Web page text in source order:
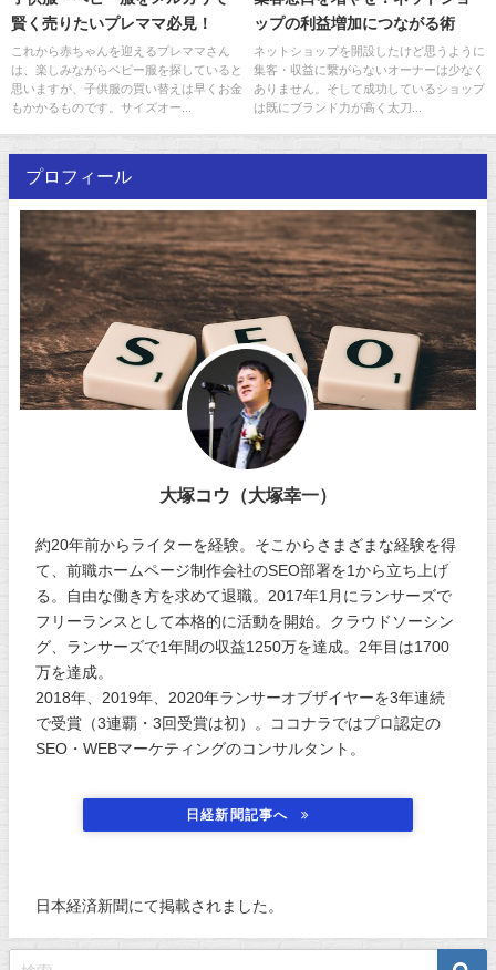
賢く売りたいプレママ必見！
これから赤ちゃんを迎えるプレママさん
は、楽しみながらベビー服を探していると
思いますが、子供服の買い替えは早くお金
もかかるものです。サイズオー...
ップの利益増加につながる術
ネットショップを開設したけど思うように
集客・収益に繋がらないオーナーは少なく
ありません。そして成功しているショップ
は既にブランド力が高く太刀...
プロフィール
大塚コウ（大塚幸一）
約20年前からライターを経験。そこからさまざまな経験を得
て、前職ホームページ制作会社のSEO部署を1から立ち上げ
る。自由な働き方を求めて退職。2017年1月にランサーズで
フリーランスとして本格的に活動を開始。クラウドソーシン
グ、ランサーズで1年間の収益1250万を達成。2年目は1700
万を達成。
2018年、2019年、2020年ランサーオブザイヤーを3年連続
で受賞（3連覇・3回受賞は初）。ココナラではプロ認定の
SEO・WEBマーケティングのコンサルタント。
日経新聞記事へ
日本経済新聞にて掲載されました。